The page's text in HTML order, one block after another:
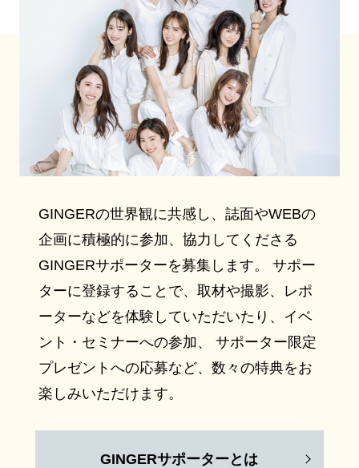
GINGERの世界観に共感し、誌面やWEBの
企画に積極的に参加、協力してくださる
GINGERサポーターを募集します。 サポー
ターに登録することで、取材や撮影、レポ
ーターなどを体験していただいたり、イベ
ント・セミナーへの参加、 サポーター限定
プレゼントへの応募など、数々の特典をお
楽しみいただけます。
GINGERサポーターとは